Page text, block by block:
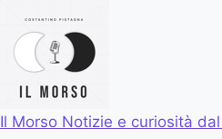
Il Morso Notizie e curiosità